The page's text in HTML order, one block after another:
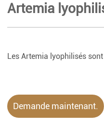
Artemia
Les Artemia lyophilisés
Demande maintenant.